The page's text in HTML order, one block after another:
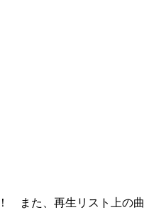
また、再生リスト上の曲